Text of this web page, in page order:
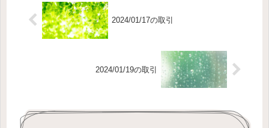
2024/01/17の取引
2024/01/19の取引